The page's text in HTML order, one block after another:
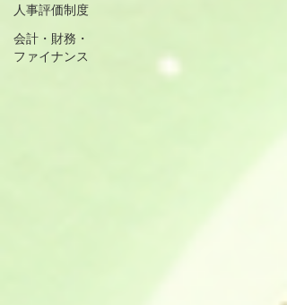
人事評価制度
会計・財務・
ファイナンス